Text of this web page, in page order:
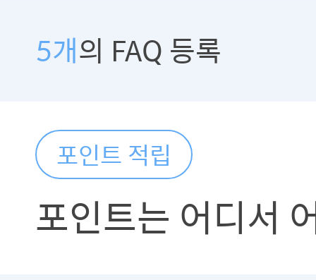
5개의 FAQ 등록
포인트 적립
포인트는 어디서